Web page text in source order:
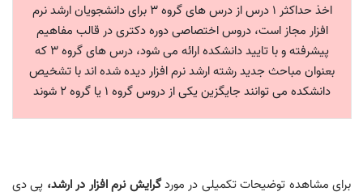
اخذ حداکثر 1 درس از درس های گروه 3 برای دانشجویان ارشد نرم
افزار مجاز است، دروس اختصاصی دوره دکتری در قالب مفاهیم
پیشرفته و با تایید دانشکده ارائه می شود، درس های گروه 3 که
بعنوان مباحث جدید رشته ارشد نرم افزار دیده شده اند با تشخیص
دانشکده می توانند جایگزین یکی از دروس گروه 1 یا گروه 2 شوند
برای مشاهده توضیحات تکمیلی در موردگرايش نرم افزار در ارشد، پی دی